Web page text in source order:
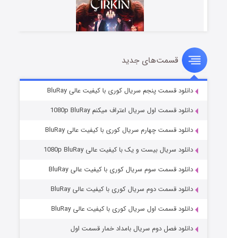
سریال زشت
قسمت۵ (زیرنویس) منتشر شد
وستی ها
قسمت۱ (زیرنویس) منتشر شد
قسمت‌های جدید
دانلود قسمت پنجم سریال کوری با کیفیت عالی BluRay
دانلود قسمت اول سریال اعتراف میکنم 1080p BluRay
دانلود قسمت چهارم سریال کوری با کیفیت عالی BluRay
دانلود سریال بیست و یک با کیفیت عالی 1080p BluRay
دانلود قسمت سوم سریال کوری با کیفیت عالی BluRay
دانلود قسمت دوم سریال کوری با کیفیت عالی BluRay
دانلود قسمت اول سریال کوری با کیفیت عالی BluRay
دانلود فصل دوم سریال بامداد خمار قسمت اول